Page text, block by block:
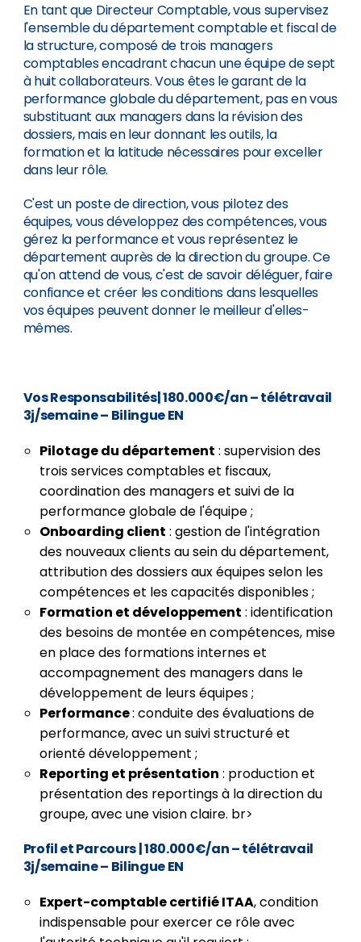
En tant que Directeur Comptable, vous supervisez
l'ensemble du département comptable et fiscal de
la structure, composé de trois managers
comptables encadrant chacun une équipe de sept
à huit collaborateurs. Vous êtes le garant de la
performance globale du département, pas en vous
substituant aux managers dans la révision des
dossiers, mais en leur donnant les outils, la
formation et la latitude nécessaires pour exceller
dans leur rôle.
C'est un poste de direction, vous pilotez des
équipes, vous développez des compétences, vous
gérez la performance et vous représentez le
département auprès de la direction du groupe. Ce
qu'on attend de vous, c'est de savoir déléguer, faire
confiance et créer les conditions dans lesquelles
vos équipes peuvent donner le meilleur d'elles-
mêmes.
Vos Responsabilités| 180.000€/an – télétravail
3j/semaine – Bilingue EN
Pilotage du département : supervision des
trois services comptables et fiscaux,
coordination des managers et suivi de la
performance globale de l'équipe ;
Onboarding client : gestion de l'intégration
des nouveaux clients au sein du département,
attribution des dossiers aux équipes selon les
compétences et les capacités disponibles ;
Formation et développement : identification
des besoins de montée en compétences, mise
en place des formations internes et
accompagnement des managers dans le
développement de leurs équipes ;
Performance: conduite des évaluations de
performance, avec un suivi structuré et
orienté développement ;
Reporting et présentation : production et
présentation des reportings à la direction du
groupe, avec une vision claire. br>
Profil et Parcours| 180.000€/an – télétravail
3j/semaine – Bilingue EN
Expert-comptable certifié ITAA, condition
indispensable pour exercer ce rôle avec